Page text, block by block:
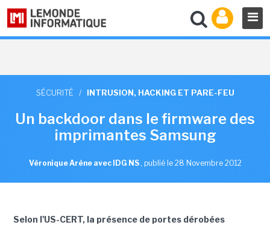
SÉCURITÉ / INTRUSION, HACKING ET PARE-FEU
Un backdoor dans le firmware des
imprimantes Samsung
Véronique Arène avec IDG NS , publié le 28 Novembre 2012
Selon l'US-CERT, la présence de portes dérobées